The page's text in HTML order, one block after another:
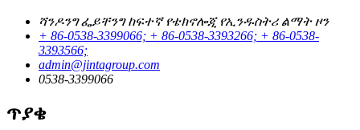
ሻንዶንግ ፌይቸንግ ከፍተኛ የቴክኖሎጂ የኢንዱስትሪ ልማት ዞን
+ 86-0538-3399066; + 86-0538-3393266; + 86-0538-
3393566;
admin@jintagroup.com
0538-3399066
ጥያቄ